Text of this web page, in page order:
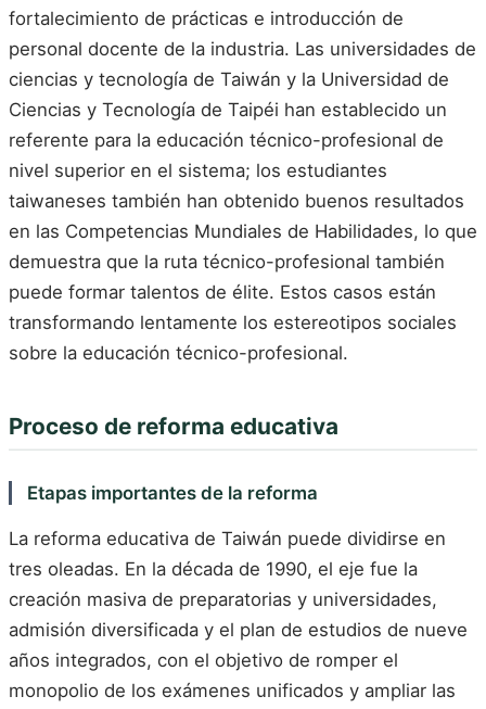
fortalecimiento de prácticas e introducción de
personal docente de la industria. Las universidades de
ciencias y tecnología de Taiwán y la Universidad de
Ciencias y Tecnología de Taipéi han establecido un
referente para la educación técnico-profesional de
nivel superior en el sistema; los estudiantes
taiwaneses también han obtenido buenos resultados
en las Competencias Mundiales de Habilidades, lo que
demuestra que la ruta técnico-profesional también
puede formar talentos de élite. Estos casos están
transformando lentamente los estereotipos sociales
sobre la educación técnico-profesional.
Proceso de reforma educativa
Etapas importantes de la reforma
La reforma educativa de Taiwán puede dividirse en
tres oleadas. En la década de 1990, el eje fue la
creación masiva de preparatorias y universidades,
admisión diversificada y el plan de estudios de nueve
años integrados, con el objetivo de romper el
monopolio de los exámenes unificados y ampliar las